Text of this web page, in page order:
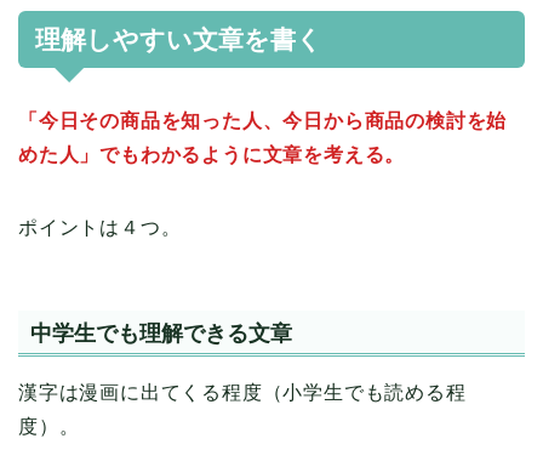
理解しやすい文章を書く
「今日その商品を知った人、今日から商品の検討を始
めた人」でもわかるように文章を考える。
ポイントは４つ。
中学生でも理解できる文章
漢字は漫画に出てくる程度（小学生でも読める程
度）。